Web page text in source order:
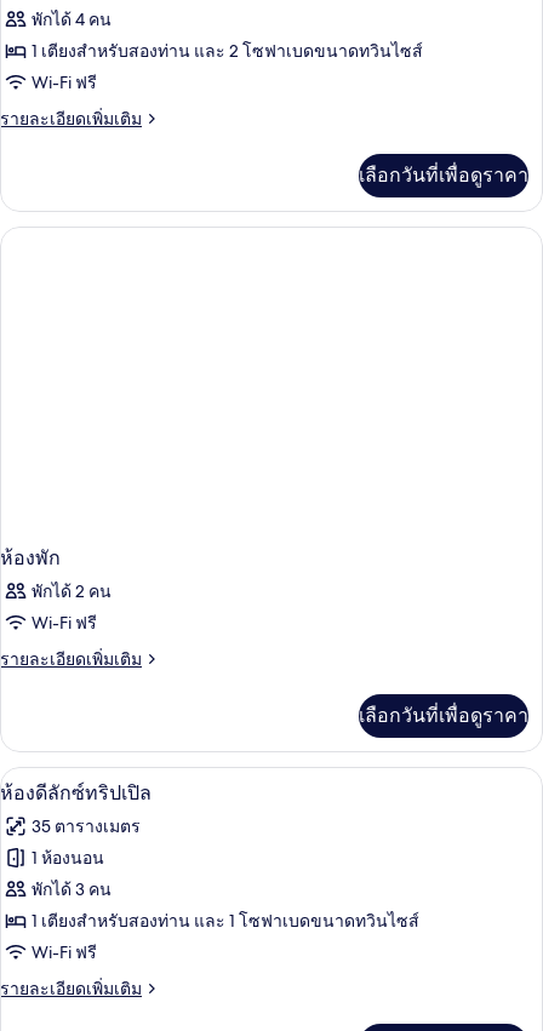
2
Twin
Beds
ของ
ห้อง
แฟ
มิ
(Deluxe)
พักได้ 4 คน
1 เตียงสำหรับสองท่าน และ 2 โซฟาเบดขนาดทวินไซส์
Wi-Fi ฟรี
รายละเอียดเพิ่มเติม
ราย
เกี่ยว
กับ
ห้อง
เลือกวันที่เพื่อดูราคา
ห้องพัก
พักได้ 2 คน
Wi-Fi ฟรี
รายละเอียดเพิ่มเติม
ราย
เกี่ยว
กับ
ห้อง
เลือกวันที่เพื่อดูราคา
เปิด
ภาพถ่าย
ทั้งหมด
ของ
ห้อง
ดี
ลัก
ผ้านวมขนเป็ด, มินิบาร์, ตู้นิรภัยในห้อง
5
ห้องดีลักซ์ทริปเปิล
35 ตารางเมตร
1 ห้องนอน
พักได้ 3 คน
1 เตียงสำหรับสองท่าน และ 1 โซฟาเบดขนาดทวินไซส์
Wi-Fi ฟรี
รายละเอียดเพิ่มเติม
ราย